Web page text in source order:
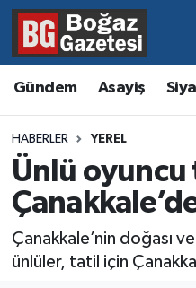
Gündem Asayiş
HABERLER YEREL
Ünlü
Çanakkale’nin doğası
ünlüler, tatil için
Asayiş
Eğitim
Ekonomi
Gündem
Kültür ve Sanat
Hava Durumu
Trafik Durumu
Süper Lig Puan
Tüm Manşetler
Son Dakika Haberleri